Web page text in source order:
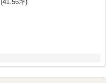
(41.56坪)